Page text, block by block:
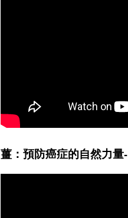
薑：預防癌症的自然力量-